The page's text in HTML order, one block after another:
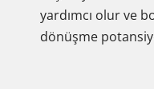
yardımcı olur ve
dönüşme